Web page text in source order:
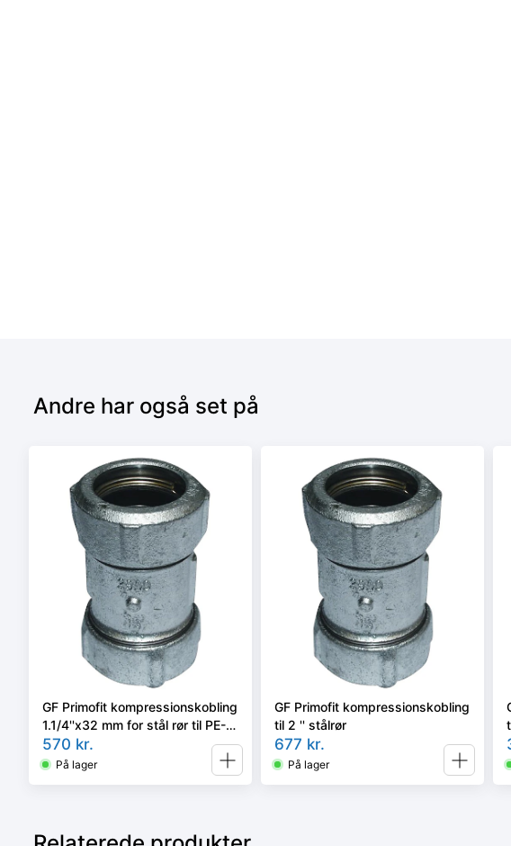
Andre har også set på
GF Primofit kompressionskobling
1.1/4''x32 mm for stål rør til PE-
rør
570 kr.
På lager
GF Primofit kompressionskobling
til 2 '' stålrør
677 kr.
På lager